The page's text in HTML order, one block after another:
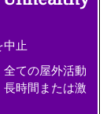
中止
ての屋外活動
時間または激